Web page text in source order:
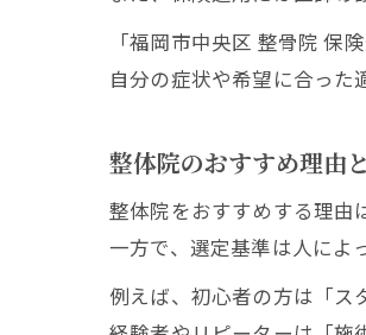
「福岡市中央区 整骨院 保
自分の症状や希望に合った
整体院のおすすめ理由
整体院をおすすめする理由
一方で、選定基準は人によ
例えば、初心者の方は「ス